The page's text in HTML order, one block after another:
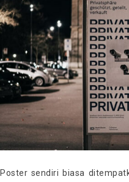
Poster sendiri biasa